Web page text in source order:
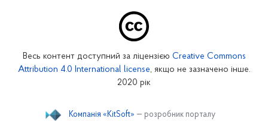
Кіровоградське відділення
Весь контент доступний за ліцензією Creative Commons
Attribution 4.0 International license, якщо не зазначено інше.
2020 рік
Компанія «KitSoft» — розробник порталу